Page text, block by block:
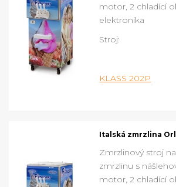
motor, 2 chladící
elektronika
Stroj:
KLASS 202P
Italská zmrzlina
Zmrzlinový stroj
zmrzlinu s
motor, 2 chladící